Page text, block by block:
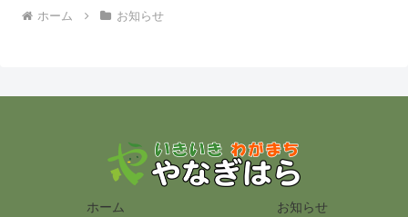
ホーム お知らせ
ホーム お知らせ